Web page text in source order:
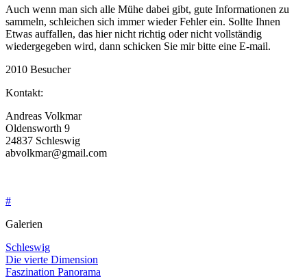
Auch wenn man sich alle Mühe dabei gibt, gute Informationen zu
sammeln, schleichen sich immer wieder Fehler ein. Sollte Ihnen
Etwas auffallen, das hier nicht richtig oder nicht vollständig
wiedergegeben wird, dann schicken Sie mir bitte eine E-mail.
2010 Besucher
Kontakt:
Andreas Volkmar
Oldensworth 9
24837 Schleswig
abvolkmar@gmail.com
#
Galerien
Schleswig
Die vierte Dimension
Faszination Panorama